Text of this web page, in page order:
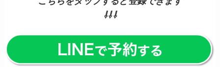
⇩⇩⇩